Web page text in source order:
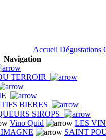
Accueil Dégustations
Navigation
TERROIR
BIERES
SIROPS
Vino Quid
LES
SAINT